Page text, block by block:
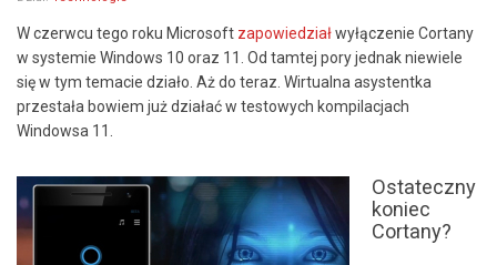
W czerwcu tego roku Microsoft zapowiedziałwyłączenie Cortany
w systemie Windows 10 oraz 11. Od tamtej pory jednak niewiele
się w tym temacie działo. Aż do teraz. Wirtualna asystentka
przestała bowiem już działać w testowych kompilacjach
Windowsa 11.
Ostateczny
koniec
Cortany?